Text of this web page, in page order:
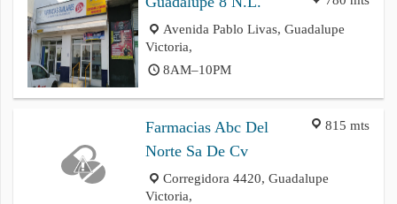
Avenida Pablo Livas, Guadalupe
Victoria,
8AM–10PM
815 mts
Farmacias Abc Del
Norte Sa De Cv
Corregidora 4420, Guadalupe
Victoria,